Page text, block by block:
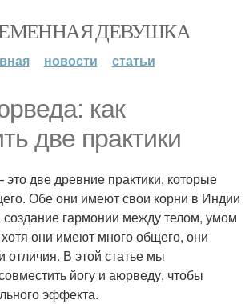
ДЕВУШКА
новости статьи
как
две практики
две древние практики, которые
Обе они имеют свои корни в Индии
гармонии между телом, умом
они имеют много общего, они
отличия. В этой статье мы
йогу и аюрведу, чтобы
эффекта.